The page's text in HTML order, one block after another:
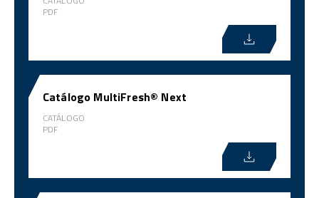
PDF
Catálogo MultiFresh® Next
CATÁLOGO
PDF